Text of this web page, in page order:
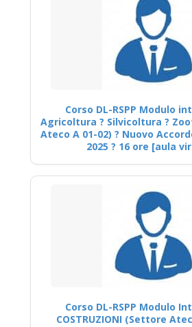
Corso DL-RSPP Modulo
Agricoltura ? Silvicoltura ?
Ateco A 01-02) ? Nuovo
2025 ? 16 ore [aula
Corso DL-RSPP Modulo
COSTRUZIONI (Settore